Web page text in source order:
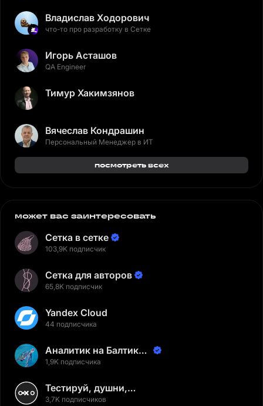
Владислав Ходорович
что-то про разработку в Сетке
Игорь Асташов
QA Engineer
Тимур Хакимзянов
Вячеслав Кондрашин
Персональный Менеджер в ИТ
посмотреть всех
может вас заинтересовать
Сетка в сетке
103,9K подписчик
Сетка для авторов
65,8K подписчик
Yandex Cloud
44 подписчика
Аналитик на Балтике |
Неверов Станислав
1,9K подписчика
Тестируй, душни,
наслаждайся
3,7K подписчиков